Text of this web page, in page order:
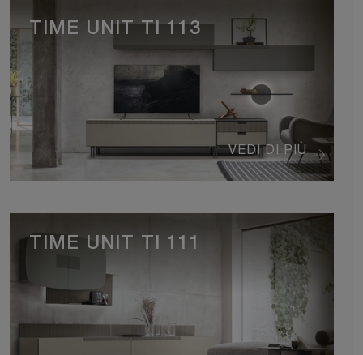
VEDI DI PIÙ
TIME UNIT TI 113
TIME UNIT TI 111